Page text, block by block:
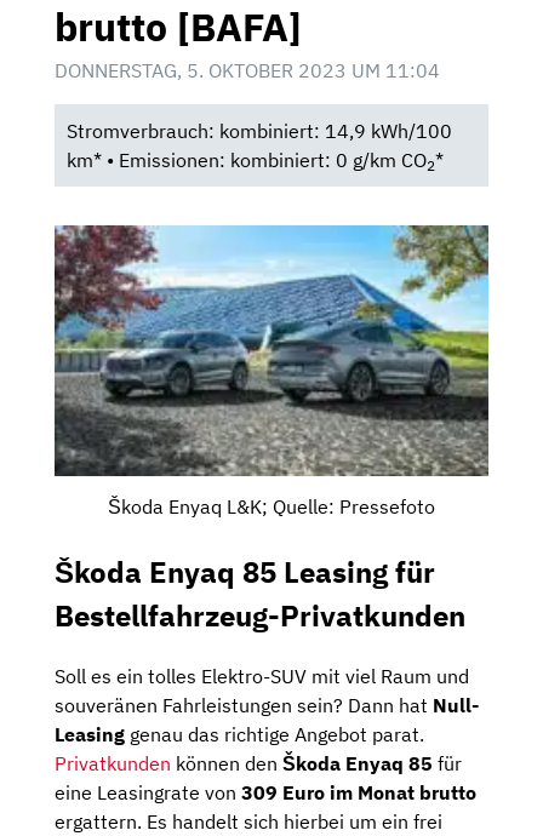
brutto [BAFA]
DONNERSTAG, 5. OKTOBER 2023 UM 11:04
Stromverbrauch: kombiniert: 14,9 kWh/100
km* • Emissionen: kombiniert: 0 g/km CO2*
Škoda Enyaq L&K; Quelle: Pressefoto
Škoda Enyaq 85 Leasing für
Bestellfahrzeug-Privatkunden
Soll es ein tolles Elektro-SUV mit viel Raum und
souveränen Fahrleistungen sein? Dann hat Null-
Leasing genau das richtige Angebot parat.
Privatkunden können den Škoda Enyaq 85 für
eine Leasingrate von 309 Euro im Monat brutto
ergattern. Es handelt sich hierbei um ein frei